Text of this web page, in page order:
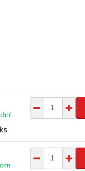
ks